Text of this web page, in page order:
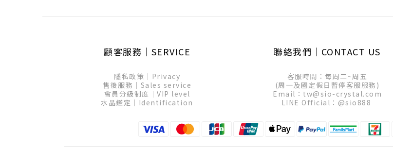
顧客服務│SERVICE
隱私政策│Privacy
售後服務│Sales service
會員分級制度│VIP level
水晶鑑定│Identification
聯絡我們│CONTACT US
客服時間：每周二~周五
(周一及國定假日暫停客服服務)
Email：tw@sio-crystal.com
LINE Official： @sio888